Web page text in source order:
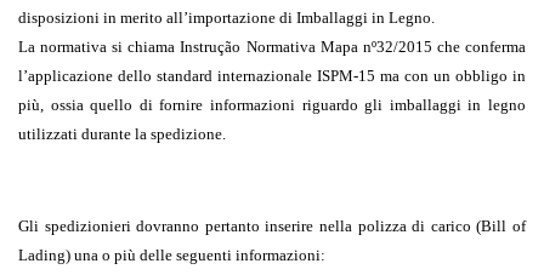
disposizioni in merito all’importazione di Imballaggi in Legno.
La normativa si chiamaInstrução Normativa Mapa nº32/2015 che conferma
l’applicazione dello standard internazionale ISPM-15 ma con un obbligo in
più, ossia quello di fornire informazioni riguardo gli imballaggi in legno
utilizzati durante la spedizione.
Gli spedizionieri dovranno pertanto inserire nella polizza di carico (Bill of
Lading) una o più delle seguenti informazioni: